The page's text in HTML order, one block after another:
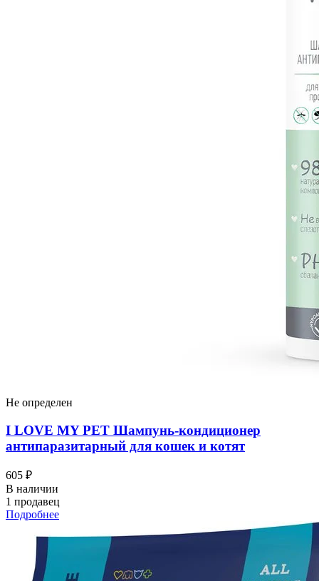
Не определен
I LOVЕ MY PET Шампунь-кондиционер
антипаразитарный для кошек и котят
605 ₽
В наличии
1 продавец
Подробнее